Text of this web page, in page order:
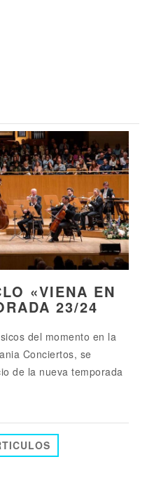
«VIENA EN
23/24
del momento en la
Conciertos, se
de la nueva temporada